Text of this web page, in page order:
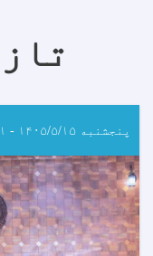
پنجشنبه ۱۴۰۵/۵/۱۵ - ۱۴:۳۱